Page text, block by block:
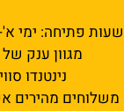
שעות פתיחה: ימי א'-ה': 10:00-18:30 ימי ו' וערב חג
מגוון ענק
נינטנדו